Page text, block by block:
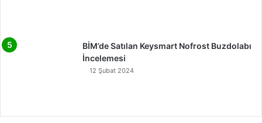
BİM’de Satılan Keysmart Nofrost Buzdolabı
İncelemesi
12 Şubat 2024